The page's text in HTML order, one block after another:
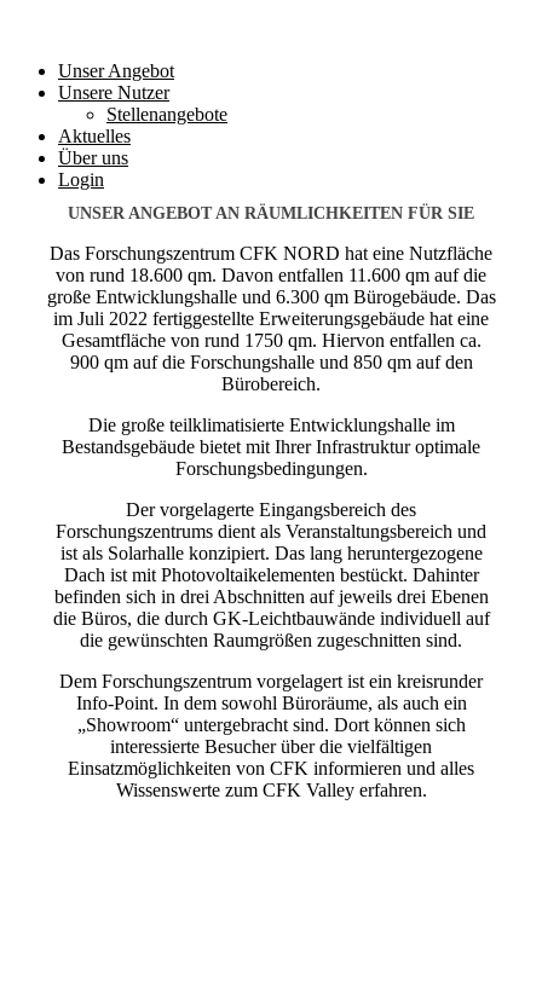
Unser Angebot
Unsere Nutzer
Stellenangebote
Aktuelles
Über uns
Login
UNSER ANGEBOT AN RÄUMLICHKEITEN FÜR SIE
Das Forschungszentrum CFK NORD hat eine Nutzfläche
von rund 18.600 qm. Davon entfallen 11.600 qm auf die
große Entwicklungshalle und 6.300 qm Bürogebäude. Das
im Juli 2022 fertiggestellte Erweiterungsgebäude hat eine
Gesamtfläche von rund 1750 qm. Hiervon entfallen ca.
900 qm auf die Forschungshalle und 850 qm auf den
Bürobereich.
Die große teilklimatisierte Entwicklungshalle im
Bestandsgebäude bietet mit Ihrer Infrastruktur optimale
Forschungsbedingungen.
Der vorgelagerte Eingangsbereich des
Forschungszentrums dient als Veranstaltungsbereich und
ist als Solarhalle konzipiert. Das lang heruntergezogene
Dach ist mit Photovoltaikelementen bestückt. Dahinter
befinden sich in drei Abschnitten auf jeweils drei Ebenen
die Büros, die durch GK-Leichtbauwände individuell auf
die gewünschten Raumgrößen zugeschnitten sind.
Dem Forschungszentrum vorgelagert ist ein kreisrunder
Info-Point. In dem sowohl Büroräume, als auch ein
„Showroom“ untergebracht sind. Dort können sich
interessierte Besucher über die vielfältigen
Einsatzmöglichkeiten von CFK informieren und alles
Wissenswerte zum CFK Valley erfahren.